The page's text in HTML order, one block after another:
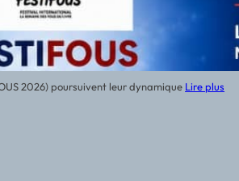
2026) poursuivent leur dynamique Lire plus